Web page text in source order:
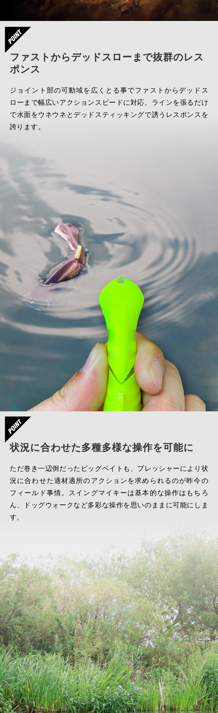
ファストからデッドスローまで抜群のレス
ポンス
ジョイント部の可動域を広くとる事でファストからデッドス
ローまで幅広いアクションスピードに対応。ラインを張るだけ
で水面をウネウネとデッドスティッキングで誘うレスポンスを
誇ります。
状況に合わせた多種多様な操作を可能に
ただ巻き一辺倒だったビッグベイトも、プレッシャーにより状
況に合わせた適材適所のアクションを求められるのが昨今の
フィールド事情。スイングマイキーは基本的な操作はもちろ
ん、ドッグウォークなど多彩な操作を思いのままに可能にしま
す。